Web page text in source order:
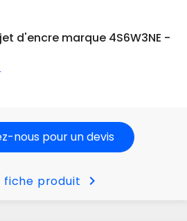
d'encre marque 4S6W3NE -
nous pour un devis
fiche produit chevron_right